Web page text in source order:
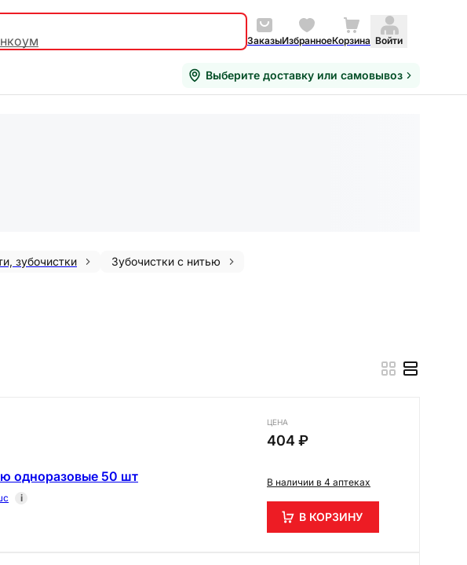
ЗаказыИзбранноеКорзина Войти
Выберите доставку или самовывоз
зубочистки Зубочистки с нитью
одноразовые 50 шт
i
ЦЕНА
404 ₽
В наличии в 4 аптеках
В КОРЗИНУ